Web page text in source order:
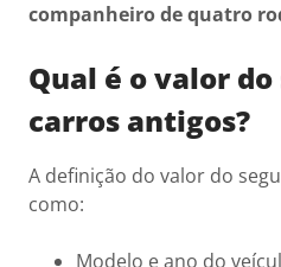
companheiro de quatro
Qual é o valor
carros antigos?
A definição do valor do
como:
Modelo e ano do